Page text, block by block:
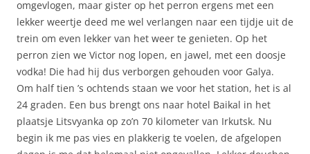
omgevlogen, maar gister op het perron ergens met een
lekker weertje deed me wel verlangen naar een tijdje uit de
trein om even lekker van het weer te genieten. Op het
perron zien we Victor nog lopen, en jawel, met een doosje
vodka! Die had hij dus verborgen gehouden voor Galya.
Om half tien ’s ochtends staan we voor het station, het is al
24 graden. Een bus brengt ons naar hotel Baikal in het
plaatsje Litsvyanka op zo’n 70 kilometer van Irkutsk. Nu
begin ik me pas vies en plakkerig te voelen, de afgelopen